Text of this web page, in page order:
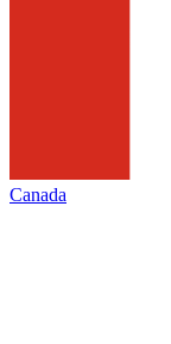
Canada